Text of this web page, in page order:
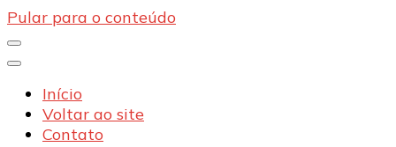
Pular para o conteúdo
Início
Voltar ao site
Contato